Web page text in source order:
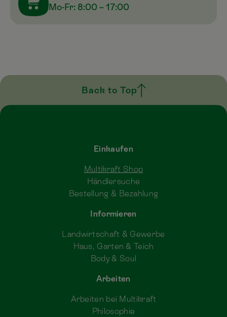
Mo-Fr: 8:00 – 17:00
Back to Top
Einkaufen
Multikraft Shop
Händlersuche
Bestellung & Bezahlung
Informieren
Landwirtschaft & Gewerbe
Haus, Garten & Teich
Body & Soul
Arbeiten
Arbeiten bei Multikraft
Philosophie